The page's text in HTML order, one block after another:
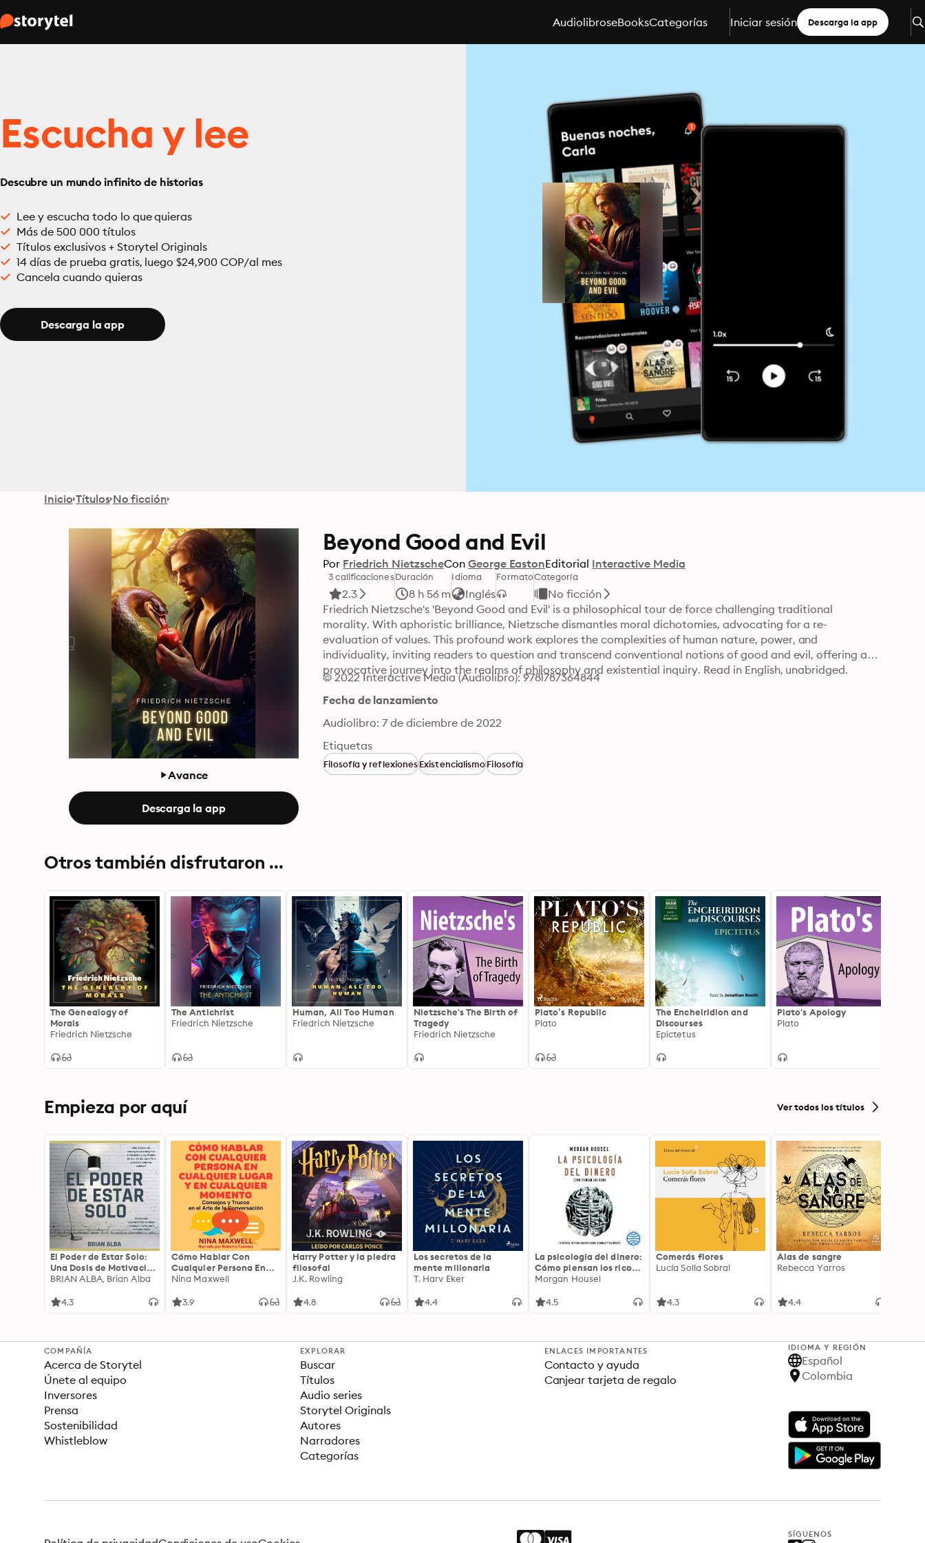
AudiolibroseBooksCategorías Iniciar sesión Descarga la app
Escucha y lee
Descubre un mundo infinito de historias
Lee y escucha todo lo que quieras
Más de 500 000 títulos
Títulos exclusivos + Storytel Originals
14 días de prueba gratis, luego $24,900 COP/al mes
Cancela cuando quieras
Descarga la app
Inicio Títulos No ficción
Avance
Descarga la app
Beyond Good and Evil
Por Friedrich NietzscheCon George EastonEditorial Interactive Media
3 calificaciones
2.3
Duración
8 h 56 m
Idioma
Inglés
FormatoCategoría
No ficción
Friedrich Nietzsche's 'Beyond Good and Evil' is a philosophical tour de force challenging traditional
morality. With aphoristic brilliance, Nietzsche dismantles moral dichotomies, advocating for a re-
evaluation of values. This profound work explores the complexities of human nature, power, and
individuality, inviting readers to question and transcend conventional notions of good and evil, offering a
provocative journey into the realms of philosophy and existential inquiry. Read in English, unabridged.
© 2022 Interactive Media (Audiolibro): 9781787364844
Fecha de lanzamiento
Audiolibro: 7 de diciembre de 2022
Etiquetas
Filosofía y reflexionesExistencialismoFilosofía
Otros también disfrutaron ...
The Genealogy of
Morals
Friedrich Nietzsche
The Antichrist
Friedrich Nietzsche
Human, All Too Human
Friedrich Nietzsche
Nietzsche's The Birth of
Tragedy
Friedrich Nietzsche
Plato’s Republic
Plato
The Encheiridion and
Discourses
Epictetus
Plato's Apology
Plato
Empieza por aquí Ver todos los títulos
El Poder de Estar Solo:
Una Dosis de Motivación
Acompañada de Ideas
una Vida Mejor
BRIAN ALBA, Brian Alba
4.3
Cómo Hablar Con
Cualquier Persona En
Cualquier Lugar Y En
Nina Maxwell
3.9
Harry Potter y la piedra
filosofal
J.K. Rowling
4.8
Los secretos de la
mente millonaria
T. Harv Eker
4.4
La psicología del dinero:
Cómo piensan los ricos:
18 claves imperecederas
Morgan Housel
4.5
Comerás flores
Lucía Solla Sobral
4.3
Alas de sangre
Rebecca Yarros
4.4
COMPAÑÍA
Acerca de Storytel
Únete al equipo
Inversores
Prensa
Sostenibilidad
Whistleblow
EXPLORAR
Buscar
Títulos
Audio series
Storytel Originals
Autores
Narradores
Categorías
ENLACES IMPORTANTES
Contacto y ayuda
Canjear tarjeta de regalo
IDIOMA Y REGIÓN
Español
Colombia
SÍGUENOS